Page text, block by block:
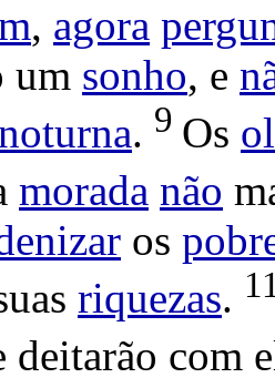
, agora
um sonho, e
. 9 Os
morada não
os
riquezas.
deitarão com